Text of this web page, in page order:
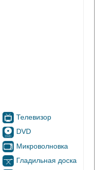
Телевизор
DVD
Микроволновка
Гладильная доска